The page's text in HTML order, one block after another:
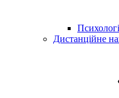
Дистанційне